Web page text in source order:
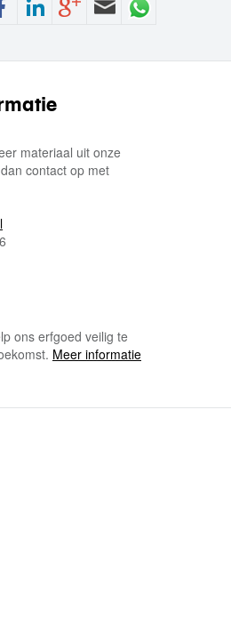
materiaal uit onze
contact op met
ons erfgoed veilig te
Meer informatie